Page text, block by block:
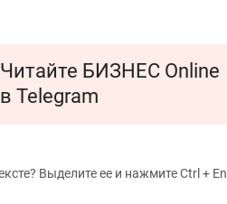
Читайте БИЗНЕС Online
в Telegram
Выделите ее и нажмите Ctrl +